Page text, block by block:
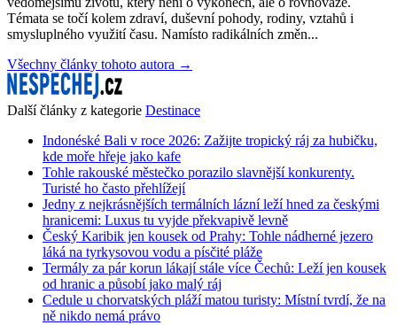
Témata se točí kolem zdraví, duševní pohody, rodiny, vztahů i
smysluplného využití času. Namísto radikálních změn...
Všechny články tohoto autora →
Další články z kategorie Destinace
Indonéské Bali v roce 2026: Zažijte tropický ráj za hubičku,
kde moře hřeje jako kafe
Tohle rakouské městečko porazilo slavnější konkurenty.
Turisté ho často přehlížejí
Jedny z nejkrásnějších termálních lázní leží hned za českými
hranicemi: Luxus tu vyjde překvapivě levně
Český Karibik jen kousek od Prahy: Tohle nádherné jezero
láká na tyrkysovou vodu a písčité pláže
Termály za pár korun lákají stále více Čechů: Leží jen kousek
od hranic a působí jako malý ráj
Cedule u chorvatských pláží matou turisty: Místní tvrdí, že na
ně nikdo nemá právo